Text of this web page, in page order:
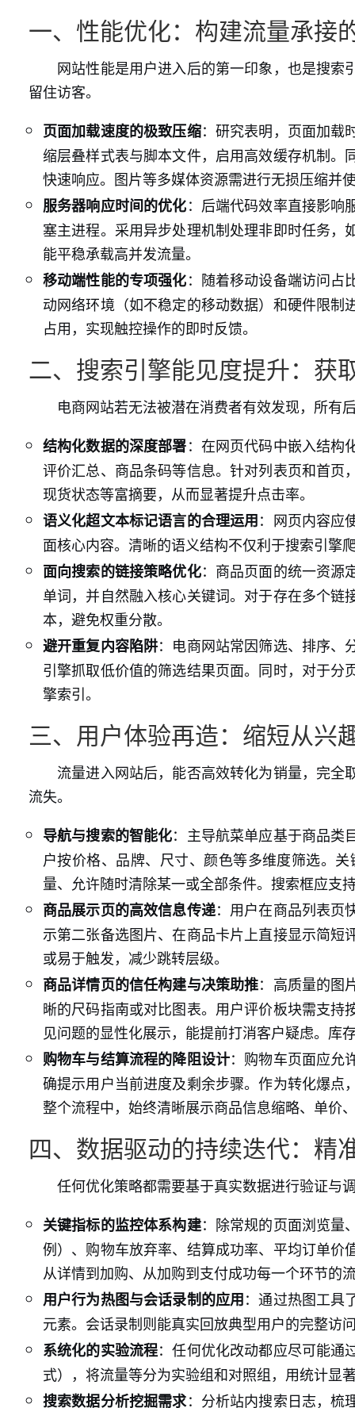
一、性能优化：构建流量承接
网站性能是用户进入后的第一印象，也是搜
留住访客。
页面加载速度的极致压缩：研究表明，页面加载
缩层叠样式表与脚本文件，启用高效缓存机制
快速响应。图片等多媒体资源需进行无损压缩并
服务器响应时间的优化：后端代码效率直接影响
塞主进程。采用异步处理机制处理非即时任务
能平稳承载高并发流量。
移动端性能的专项强化：随着移动设备端访问占
动网络环境（如不稳定的移动数据）和硬件限
占用，实现触控操作的即时反馈。
二、搜索引擎能见度提升：获
电商网站若无法被潜在消费者有效发现，所有
结构化数据的深度部署：在网页代码中嵌入结构
评价汇总、商品条码等信息。针对列表页和首
现货状态等富摘要，从而显著提升点击率。
语义化超文本标记语言的合理运用：网页内容应
面核心内容。清晰的语义结构不仅利于搜索引擎
面向搜索的链接策略优化：商品页面的统一资源
单词，并自然融入核心关键词。对于存在多个
本，避免权重分散。
避开重复内容陷阱：电商网站常因筛选、排序、
引擎抓取低价值的筛选结果页面。同时，对于
擎索引。
三、用户体验再造：缩短从兴
流量进入网站后，能否高效转化为销量，完
流失。
导航与搜索的智能化：主导航菜单应基于商品类
户按价格、品牌、尺寸、颜色等多维度筛选。
量、允许随时清除某一或全部条件。搜索框应支
商品展示页的高效信息传递：用户在商品列表页
示第二张备选图片、在商品卡片上直接显示简
或易于触发，减少跳转层级。
商品详情页的信任构建与决策助推：高质量的图
晰的尺码指南或对比图表。用户评价板块需支
见问题的显性化展示，能提前打消客户疑虑。库
购物车与结算流程的降阻设计：购物车页面应允
确提示用户当前进度及剩余步骤。作为转化爆
整个流程中，始终清晰展示商品信息缩略、单价
四、数据驱动的持续迭代：精
任何优化策略都需要基于真实数据进行验证与
关键指标的监控体系构建：除常规的页面浏览量
例）、购物车放弃率、结算成功率、平均订单
从详情到加购、从加购到支付成功每一个环节的
用户行为热图与会话录制的应用：通过热图工具
元素。会话录制则能真实回放典型用户的完整访
系统化的实验流程：任何优化改动都应尽可能通
式），将流量等分为实验组和对照组，用统计显
搜索数据分析挖掘需求：分析站内搜索日志，梳